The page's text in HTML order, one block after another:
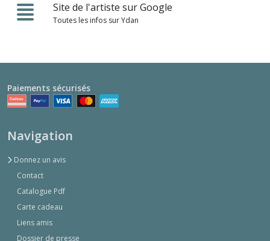
Site de l'artiste sur Google
Toutes les infos sur Ydan
Paiements sécurisés
Navigation
Donnez un avis
Contact
Catalogue Pdf
Carte cadeau
Liens amis
Dossier de presse